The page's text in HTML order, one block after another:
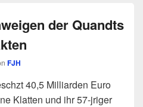
der Quandts
FJH
40,5 Milliarden Euro
Klatten und ihr 57-jriger